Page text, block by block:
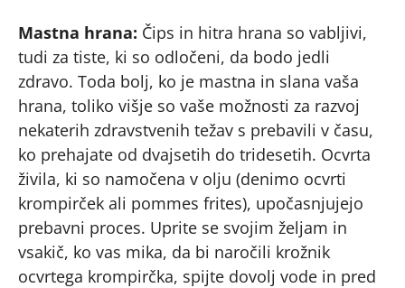
Mastna hrana: Čips in hitra hrana so vabljivi,
tudi za tiste, ki so odločeni, da bodo jedli
zdravo. Toda bolj, ko je mastna in slana vaša
hrana, toliko višje so vaše možnosti za razvoj
nekaterih zdravstvenih težav s prebavili v času,
ko prehajate od dvajsetih do tridesetih. Ocvrta
živila, ki so namočena v olju (denimo ocvrti
krompirček ali pommes frites), upočasnjujejo
prebavni proces. Uprite se svojim željam in
vsakič, ko vas mika, da bi naročili krožnik
ocvrtega krompirčka, spijte dovolj vode in pred